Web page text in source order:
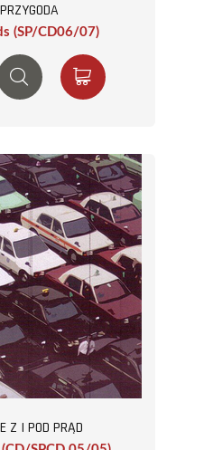
(SP/CD06/07)
Z I POD PRĄD